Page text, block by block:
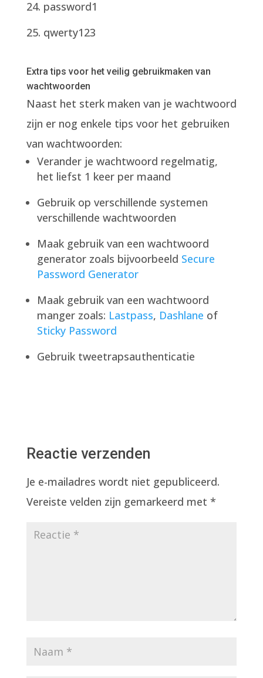
password1
qwerty123
Extra tips voor het veilig gebruikmaken van
wachtwoorden
Naast het sterk maken van je wachtwoord
zijn er nog enkele tips voor het gebruiken
van wachtwoorden:
Verander je wachtwoord regelmatig,
het liefst 1 keer per maand
Gebruik op verschillende systemen
verschillende wachtwoorden
Maak gebruik van een wachtwoord
generator zoals bijvoorbeeld Secure
Password Generator
Maak gebruik van een wachtwoord
manger zoals: Lastpass, Dashlane of
Sticky Password
Gebruik tweetrapsauthenticatie
Reactie verzenden
Je e-mailadres wordt niet gepubliceerd.
Vereiste velden zijn gemarkeerd met *